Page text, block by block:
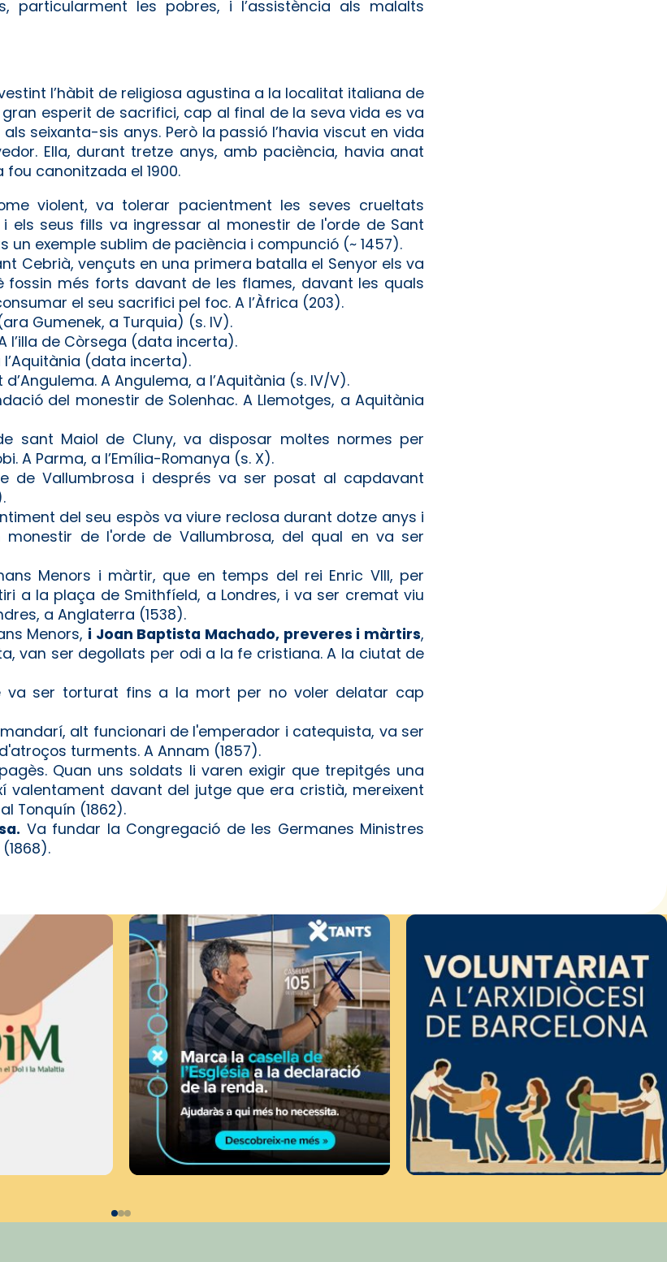
les pobres, i l’assistència als malalts
l’hàbit de religiosa agustina a la localitat italiana de
gran esperit de sacrifici, cap al final de la seva vida es va
seixanta-sis anys. Però la passió l’havia viscut en vida
Ella, durant tretze anys, amb paciència, havia anat
canonitzada el 1900.
violent, va tolerar pacientment les seves crueltats
seus fills va ingressar al monestir de l'orde de Sant
exemple sublim de paciència i compunció (~ 1457).
Cebrià, vençuts en una primera batalla el Senyor els va
més forts davant de les flames, davant les quals
el seu sacrifici pel foc. A l’Àfrica (203).
Gumenek, a Turquia) (s. IV).
l’illa de Còrsega (data incerta).
l’Aquitània (data incerta).
A Angulema, a l’Aquitània (s. IV/V).
del monestir de Solenhac. A Llemotges, a Aquitània
sant Maiol de Cluny, va disposar moltes normes per
A Parma, a l’Emília-Romanya (s. X).
de Vallumbrosa i després va ser posat al capdavant
del seu espòs va viure reclosa durant dotze anys i
de l'orde de Vallumbrosa, del qual en va ser
Menors i màrtir, que en temps del rei Enric VIII, per
a la plaça de Smithfíeld, a Londres, i va ser cremat viu
a Anglaterra (1538).
Menors, i Joan Baptista Machado, preveres i màrtirs,
van ser degollats per odi a la fe cristiana. A la ciutat de
va ser torturat fins a la mort per no voler delatar cap
alt funcionari de l'emperador i catequista, va ser
turments. A Annam (1857).
Quan uns soldats li varen exigir que trepitgés una
davant del jutge que era cristià, mereixent
Tonquín (1862).
Va fundar la Congregació de les Germanes Ministres